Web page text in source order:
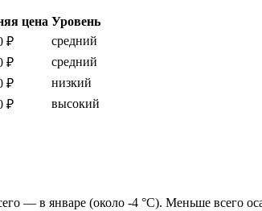
цена Уровень
₽
средний
₽
средний
₽
низкий
₽ высокий
— в январе (около -4 °C). Меньше всего